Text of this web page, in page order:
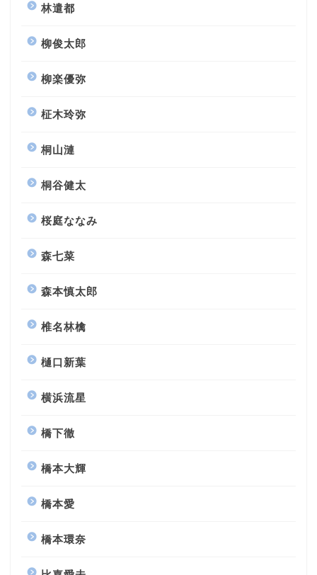
林遣都
柳俊太郎
柳楽優弥
柾木玲弥
桐山漣
桐谷健太
桜庭ななみ
森七菜
森本慎太郎
椎名林檎
樋口新葉
横浜流星
橋下徹
橋本大輝
橋本愛
橋本環奈